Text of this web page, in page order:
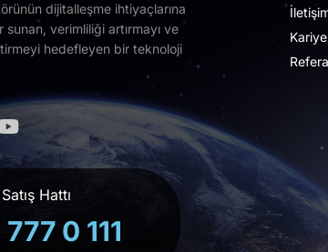
dijitalleşme ihtiyaçlarına
verimliliği artırmayı ve
hedefleyen bir teknoloji
Hattı
0 111